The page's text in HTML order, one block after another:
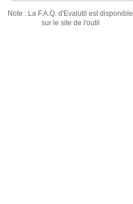
Note : La F.A.Q. d'Evalutil est disponible
sur le site de l'outil